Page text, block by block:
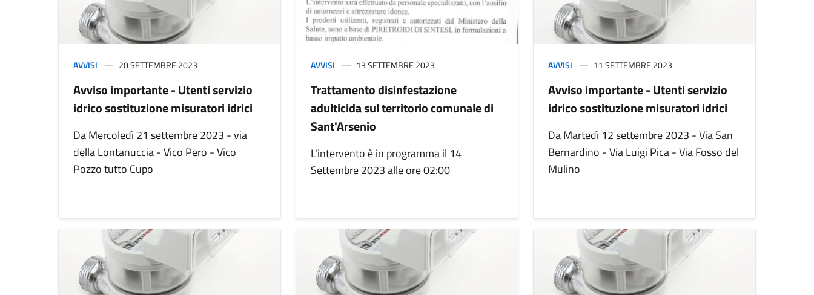
AVVISI 20 SETTEMBRE 2023
Avviso importante - Utenti servizio
idrico sostituzione misuratori idrici
Da Mercoledì 21 settembre 2023 - via
della Lontanuccia - Vico Pero - Vico
Pozzo tutto Cupo
AVVISI 13 SETTEMBRE 2023
Trattamento disinfestazione
adulticida sul territorio comunale di
Sant'Arsenio
L'intervento è in programma il 14
Settembre 2023 alle ore 02:00
AVVISI 11 SETTEMBRE 2023
Avviso importante - Utenti servizio
idrico sostituzione misuratori idrici
Da Martedì 12 settembre 2023 - Via San
Bernardino - Via Luigi Pica - Via Fosso del
Mulino